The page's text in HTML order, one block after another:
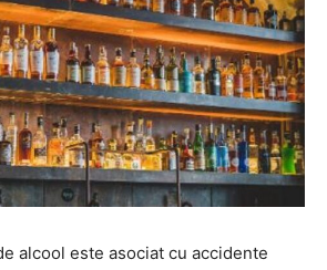
alcool este asociat cu accidente